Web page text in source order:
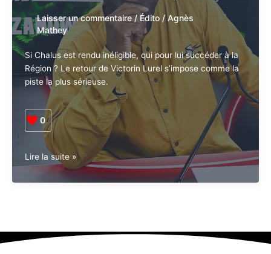
Laisser un commentaire / Édito/Agnès
Mathey
Si Chalus est rendu inéligible, qui pour lui succéder à la
Région ? Le retour de Victorin Lurel s’impose comme la
piste la plus sérieuse.
0
L’après
:
Lire la suite »